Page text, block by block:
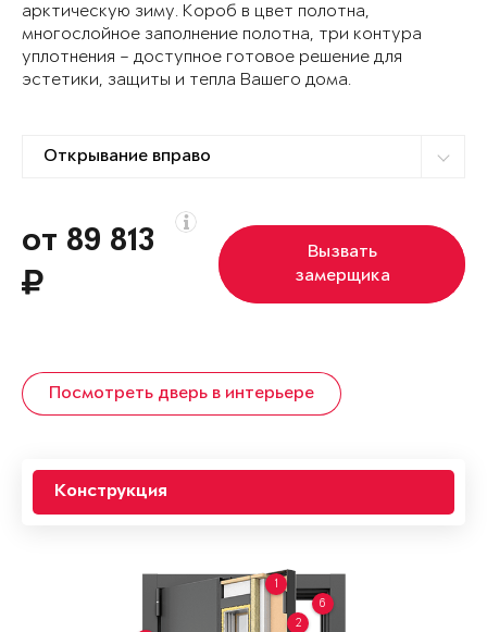
арктическую зиму. Короб в цвет полотна,
многослойное заполнение полотна, три контура
уплотнения – доступное готовое решение для
эстетики, защиты и тепла Вашего дома.
от 89 813
Вызвать
замерщика
Посмотреть дверь в интерьере
Конструкция
1
2
6